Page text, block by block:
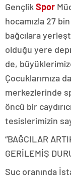
Gençlik Spor
hocamızla 27
bağcılara
olduğu yere
de,
Çocuklarımıza
merkezlerinde
öncü bir
tesislerimizin
“BAĞCILAR
GERİLEMİŞ
Suç oranında